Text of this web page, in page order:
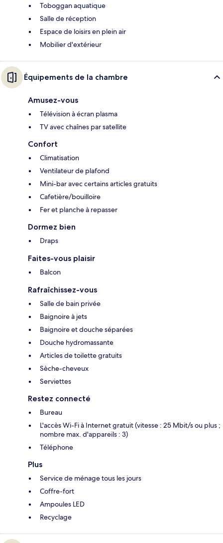
Toboggan aquatique
Salle de réception
Espace de loisirs en plein air
Mobilier d'extérieur
Équipements de la chambre
Amusez-vous
Télévision à écran plasma
TV avec chaînes par satellite
Confort
Climatisation
Ventilateur de plafond
Mini-bar avec certains articles gratuits
Cafetière/bouilloire
Fer et planche à repasser
Dormez bien
Draps
Faites-vous plaisir
Balcon
Rafraîchissez-vous
Salle de bain privée
Baignoire à jets
Baignoire et douche séparées
Douche hydromassante
Articles de toilette gratuits
Sèche-cheveux
Serviettes
Restez connecté
Bureau
L'accès Wi-Fi à Internet gratuit (vitesse : 25 Mbit/s ou plus ;
nombre max. d'appareils : 3)
Téléphone
Plus
Service de ménage tous les jours
Coffre-fort
Ampoules LED
Recyclage